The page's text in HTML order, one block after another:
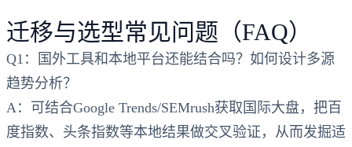
迁移与选型常见问题（FAQ）
Q1：国外工具和本地平台还能结合吗？如何设计多源
趋势分析？
A：可结合Google Trends/SEMrush获取国际大盘，把百
度指数、头条指数等本地结果做交叉验证，从而发掘适